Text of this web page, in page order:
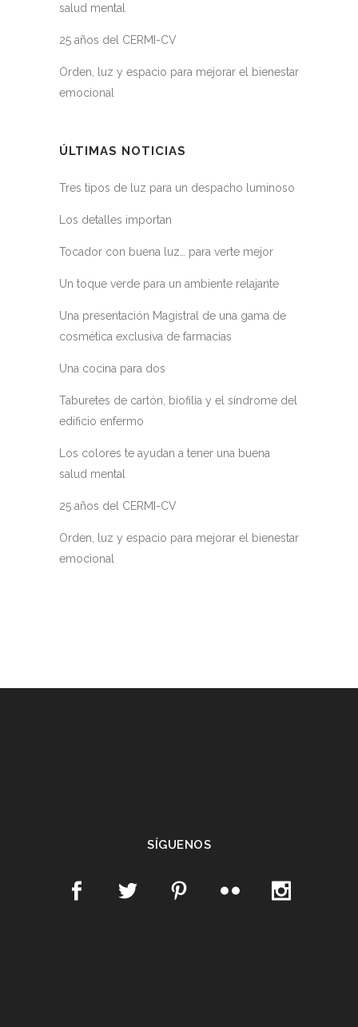
salud mental
25 años del CERMI-CV
Orden, luz y espacio para mejorar el bienestar
emocional
ÚLTIMAS NOTICIAS
Tres tipos de luz para un despacho luminoso
Los detalles importan
Tocador con buena luz… para verte mejor
Un toque verde para un ambiente relajante
Una presentación Magistral de una gama de
cosmética exclusiva de farmacias
Una cocina para dos
Taburetes de cartón, biofilia y el síndrome del
edificio enfermo
Los colores te ayudan a tener una buena
salud mental
25 años del CERMI-CV
Orden, luz y espacio para mejorar el bienestar
emocional
SÍGUENOS